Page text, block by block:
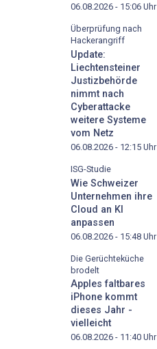
06.08.2026 - 15:06 Uhr
Überprüfung nach
Hackerangriff
Update:
Liechtensteiner
Justizbehörde
nimmt nach
Cyberattacke
weitere Systeme
vom Netz
06.08.2026 - 12:15 Uhr
ISG-Studie
Wie Schweizer
Unternehmen ihre
Cloud an KI
anpassen
06.08.2026 - 15:48 Uhr
Die Gerüchteküche
brodelt
Apples faltbares
iPhone kommt
dieses Jahr -
vielleicht
06.08.2026 - 11:40 Uhr